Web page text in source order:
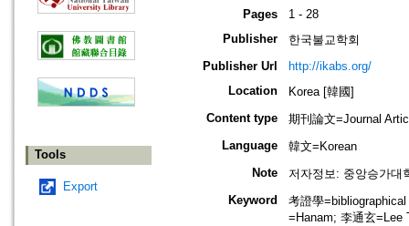
Tools
Export
Pages
1 - 28
Publisher
한국불교학회
Publisher Url
http://ikabs.org/
Location
Korea [韓國]
Content type
期刊論文=Journal
Language
韓文=Korean
Note
저자정보: 중앙승가대
Keyword
考證學
=Hanam; 李通玄=Lee